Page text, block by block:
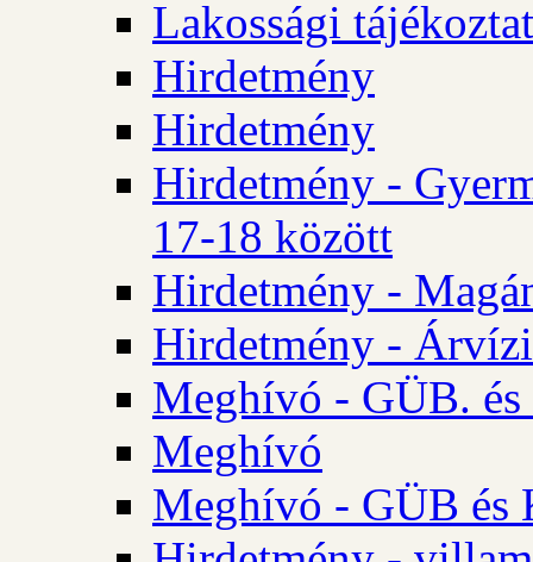
Lakossági
Hirdetmény
Hirdetmény
Hirdetmény -
17-18 között
Hirdetmény -
Hirdetmény -
Meghívó - GÜB.
Meghívó
Meghívó - GÜB és